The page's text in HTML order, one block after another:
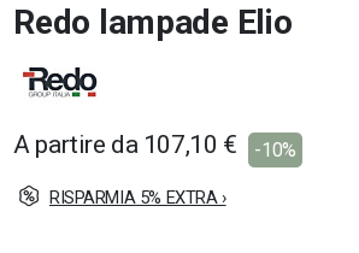
all'inizio
della
galleria
di
Redo lampade Elio
A partire da 107,10 € -10%
RISPARMIA 5% EXTRA ›